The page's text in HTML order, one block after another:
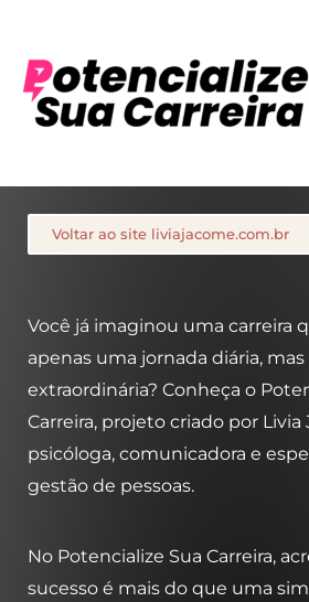
Voltar ao site liviajacome.com.br
Você já imaginou uma carreira
apenas uma jornada diária,
extraordinária? Conheça o
Carreira, projeto criado por
psicóloga, comunicadora e
gestão de pessoas.
No Potencialize Sua Carreira,
sucesso é mais do que uma